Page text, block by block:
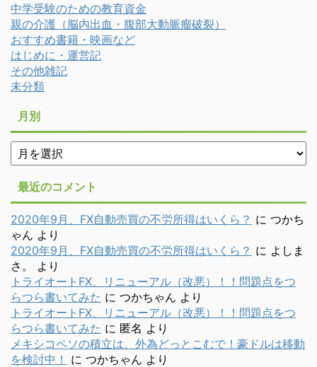
中学受験のための教育資金
親の介護（脳内出血・腹部大動脈瘤破裂）
おすすめ書籍・映画など
はじめに・運営記
その他雑記
未分類
月別
月
別
最近のコメント
2020年9月、FX自動売買の不労所得はいくら？ に つかち
ゃん より
2020年9月、FX自動売買の不労所得はいくら？ に よしま
さ。
より
トライオートFX、リニューアル（改悪）！！問題点をつ
らつら書いてみた に つかちゃん より
トライオートFX、リニューアル（改悪）！！問題点をつ
らつら書いてみた に 匿名 より
メキシコペソの積立は、外為どっとこむで！豪ドルは移動
を検討中！
に つかちゃん より